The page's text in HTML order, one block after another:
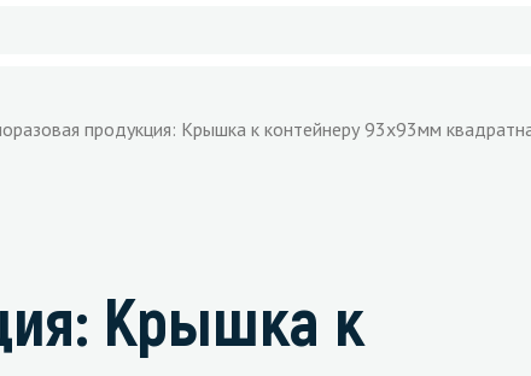
продукция: Крышка к контейнеру 93х93мм
Крышка к